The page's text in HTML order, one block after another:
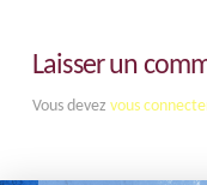
Laisser un
Vous devez vous